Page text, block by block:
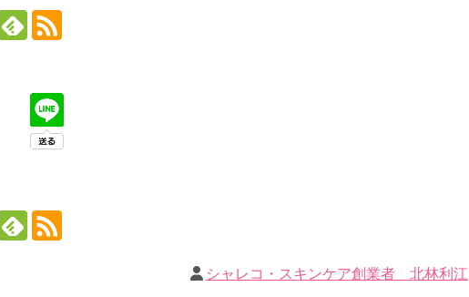
シャレコ・スキンケア創業者 北林利江